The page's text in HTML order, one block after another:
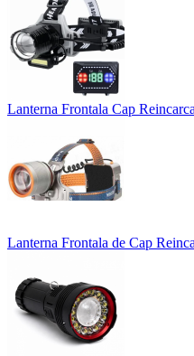
Lanterna Frontala Cap
Lanterna Frontala de Cap